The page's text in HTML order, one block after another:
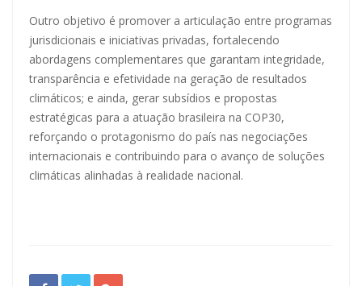
Outro objetivo é promover a articulação entre programas
jurisdicionais e iniciativas privadas, fortalecendo
abordagens complementares que garantam integridade,
transparência e efetividade na geração de resultados
climáticos; e ainda, gerar subsídios e propostas
estratégicas para a atuação brasileira na COP30,
reforçando o protagonismo do país nas negociações
internacionais e contribuindo para o avanço de soluções
climáticas alinhadas à realidade nacional.